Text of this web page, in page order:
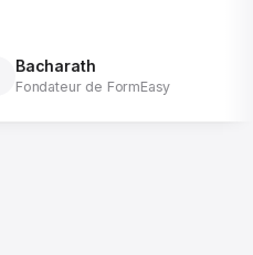
de FormEasy